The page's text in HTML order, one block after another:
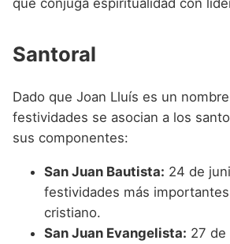
Santoral
Dado que Joan Lluís es un
festividades se asocian a los
sus componentes:
San Juan Bautista: 24 de
festividades más
cristiano.
San Juan Evangelista: 27 de